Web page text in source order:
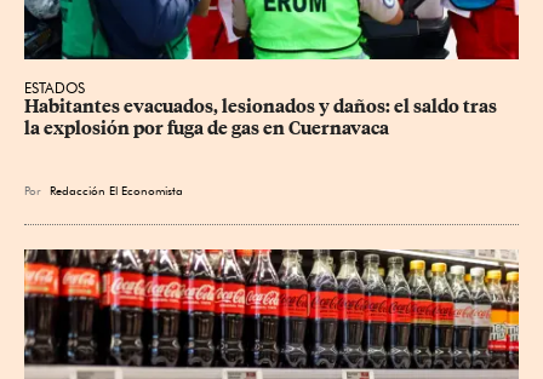
ESTADOS
Habitantes evacuados, lesionados y daños: el saldo tras
la explosión por fuga de gas en Cuernavaca
Por Redacción El Economista